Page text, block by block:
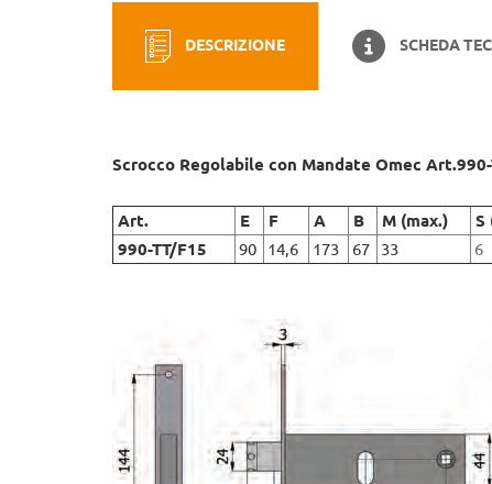
DESCRIZIONE SCHEDA
Scrocco Regolabile con Mandate Omec
Art. E F A B M (max.) S
990-TT/F15
90 14,6 173 67 33 6